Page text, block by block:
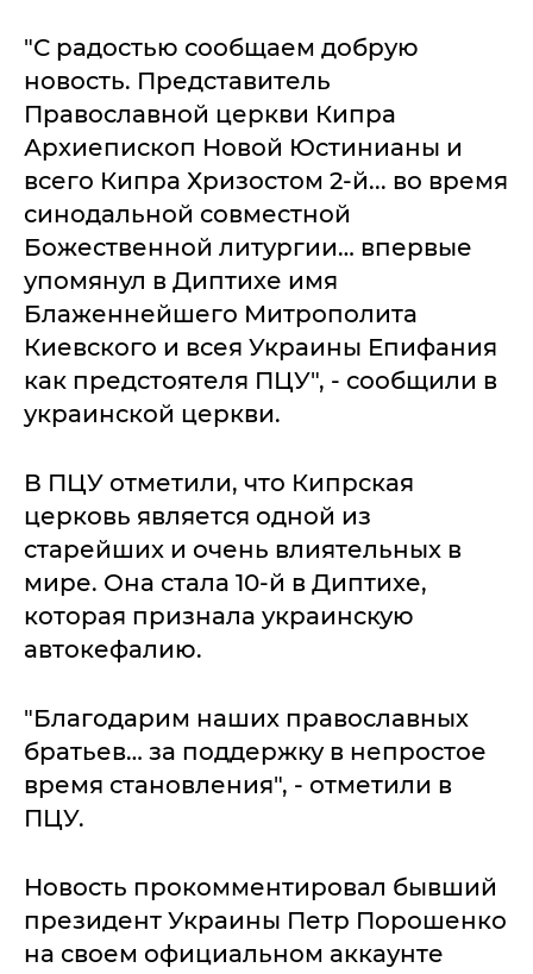
"С радостью сообщаем добрую
новость. Представитель
Православной церкви Кипра
Архиепископ Новой Юстинианы и
всего Кипра Хризостом 2-й... во время
синодальной совместной
Божественной литургии… впервые
упомянул в Диптихе имя
Блаженнейшего Митрополита
Киевского и всея Украины Епифания
как предстоятеля ПЦУ", - сообщили в
украинской церкви.
В ПЦУ отметили, что Кипрская
церковь является одной из
старейших и очень влиятельных в
мире. Она стала 10-й в Диптихе,
которая признала украинскую
автокефалию.
"Благодарим наших православных
братьев… за поддержку в непростое
время становления", - отметили в
ПЦУ.
Новость прокомментировал бывший
президент Украины Петр Порошенко
на своем официальном аккаунте